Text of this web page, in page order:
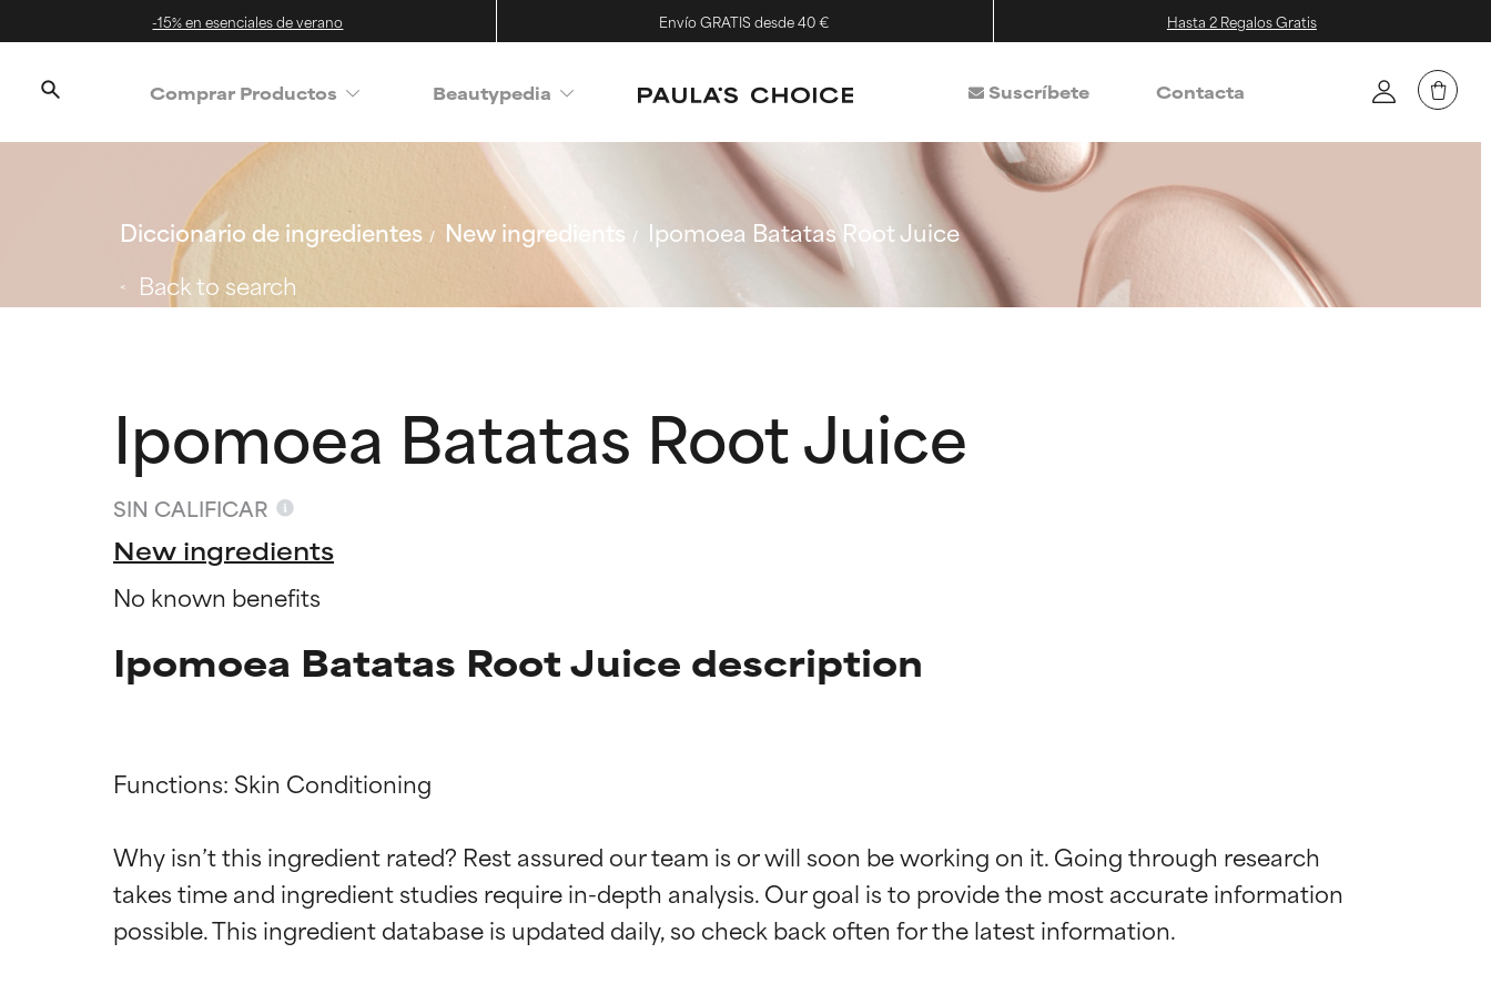
-15% en esenciales de verano Envío GRATIS desde 40 € Hasta 2 Regalos Gratis
Comprar Productos Beautypedia Suscríbete Contacta
Diccionario de ingredientes New ingredients
Ipomoea Batatas Root Juice
Back to search
Ipomoea Batatas Root Juice
SIN CALIFICAR
New ingredients
No known benefits
Ipomoea Batatas Root Juice description
Functions: Skin Conditioning
Why isn’t this ingredient rated? Rest assured our team is or will soon be working on it. Going through research
takes time and ingredient studies require in-depth analysis. Our goal is to provide the most accurate information
Calificaciones de ingredientes
EXCELENTE
Calificaciones de ingredientes
EXCELENTE